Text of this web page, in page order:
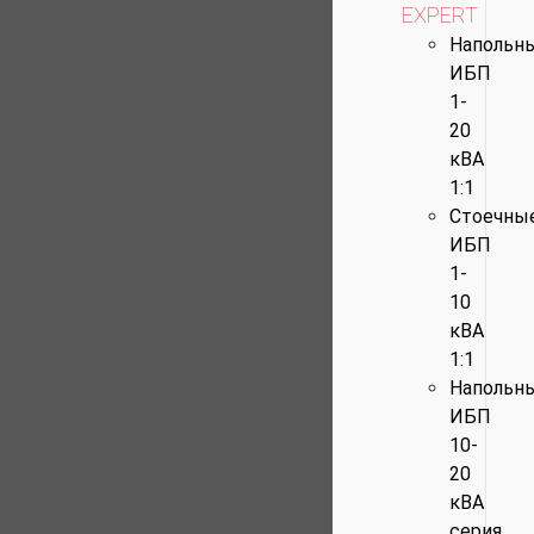
EXPERT
ИБП
1-
20
кВА
1:1
ИБП
1-
10
кВА
1:1
ИБП
10-
20
кВА